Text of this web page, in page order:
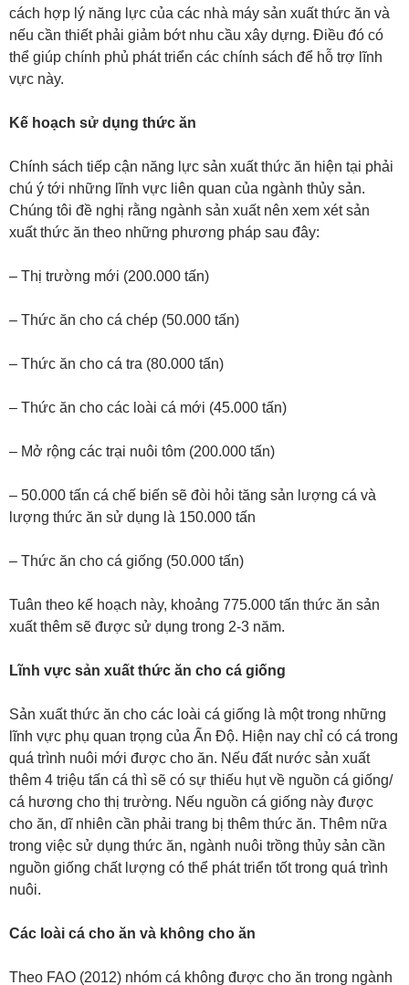
cách hợp lý năng lực của các nhà máy sản xuất thức ăn và
nếu cần thiết phải giảm bớt nhu cầu xây dựng. Điều đó có
thể giúp chính phủ phát triển các chính sách để hỗ trợ lĩnh
vực này.
Kế hoạch sử dụng thức ăn
Chính sách tiếp cận năng lực sản xuất thức ăn hiện tại phải
chú ý tới những lĩnh vực liên quan của ngành thủy sản.
Chúng tôi đề nghị rằng ngành sản xuất nên xem xét sản
xuất thức ăn theo những phương pháp sau đây:
– Thị trường mới (200.000 tấn)
– Thức ăn cho cá chép (50.000 tấn)
– Thức ăn cho cá tra (80.000 tấn)
– Thức ăn cho các loài cá mới (45.000 tấn)
– Mở rộng các trại nuôi tôm (200.000 tấn)
– 50.000 tấn cá chế biến sẽ đòi hỏi tăng sản lượng cá và
lượng thức ăn sử dụng là 150.000 tấn
– Thức ăn cho cá giống (50.000 tấn)
Tuân theo kế hoạch này, khoảng 775.000 tấn thức ăn sản
xuất thêm sẽ được sử dụng trong 2-3 năm.
Lĩnh vực sản xuất thức ăn cho cá giống
Sản xuất thức ăn cho các loài cá giống là một trong những
lĩnh vực phụ quan trọng của Ấn Độ. Hiện nay chỉ có cá trong
quá trình nuôi mới được cho ăn. Nếu đất nước sản xuất
thêm 4 triệu tấn cá thì sẽ có sự thiếu hụt về nguồn cá giống/
cá hương cho thị trường. Nếu nguồn cá giống này được
cho ăn, dĩ nhiên cần phải trang bị thêm thức ăn. Thêm nữa
trong việc sử dụng thức ăn, ngành nuôi trồng thủy sản cần
nguồn giống chất lượng có thể phát triển tốt trong quá trình
nuôi.
Các loài cá cho ăn và không cho ăn
Theo FAO (2012) nhóm cá không được cho ăn trong ngành